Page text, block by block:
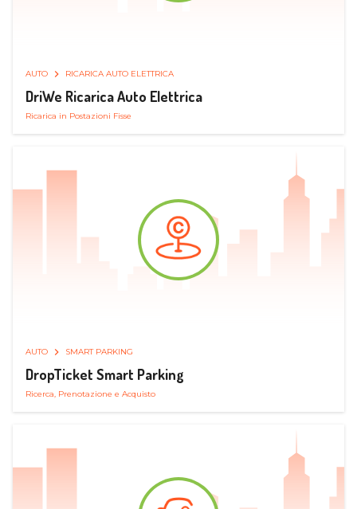
AUTO RICARICA AUTO ELETTRICA
DriWe Ricarica Auto Elettrica
Ricarica in Postazioni Fisse
AUTO SMART PARKING
DropTicket Smart Parking
Ricerca, Prenotazione e Acquisto